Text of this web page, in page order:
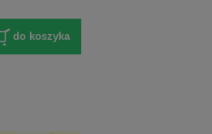
do koszyka